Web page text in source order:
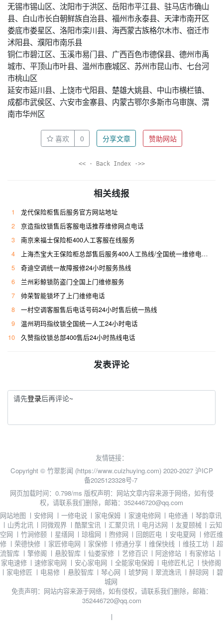
无锡市锡山区、沈阳市于洪区、岳阳市平江县、驻马店市确山
县、白山市长白朝鲜族自治县、福州市永泰县、天津市南开区
娄底市娄星区、洛阳市栾川县、海西蒙古族格尔木市、宿迁市
沭阳县、濮阳市南乐县
铜仁市碧江区、玉溪市易门县、广西百色市德保县、德州市禹
城市、平顶山市叶县、温州市鹿城区、苏州市昆山市、七台河
市桃山区
延安市延川县、上饶市弋阳县、楚雄大姚县、中山市横栏镇、
成都市武侯区、六安市金寨县、内蒙古鄂尔多斯市乌审旗、渭
南市华州区
喜欢 0 分享文章 赞助网站
<< · Back Index ·>>
相关线报
1
龙代保险柜售后服务官方网站地址
2
京造指纹锁售后客服电话推荐维修网点电话
3
南京来福士保险柜400人工客服在线服务
4
上海杰宝大王保险柜总部售后服务400人工热线/全国统一维修电话是多少
5
奇迪空调统一故障报修24小时服务热线
6
兰州彩鲸锁防盗门全国上门维修服务
7
帅荣智能锁坏了上门维修电话
8
一村空调客服售后电话号码24小时售后统一热线
9
温州玥玛指纹锁全国统一人工24小时电话
10
久赞指纹锁总部400售后24小时热线电话
发表评论
请先登录后再评论~
友情链接：
Copyright © 竹翠影闻 (https://www.cuizhuying.com) 2020-2027 沪ICP
备2025123328号-7
网页加载时间：0.798/ms 版权声明：网站文章内容来源于网络，如有侵
权，请联系我们删除，邮箱：352446720@qq.com
网站地图 丨 安修网 丨 一修电说 丨 家电保姆 丨 家速电修网 丨 电修通 丨琴韵章讯
丨 山秀北讯 丨 同微观界 丨 酷聚宝讯 丨 汇聚贝讯 丨 电月达网 丨 友夏颐械 丨云知
空网 丨 竹涧修颐 丨 星缮网 丨琼楹网 丨 煦修网 丨 回朗匠电 丨 安电夏网 丨 修匠维
修 丨 荣德快修 丨 家匠修电网 丨 家保修 丨 修通分享 丨维保快线 丨维技工坊 丨 超
流智库 丨 擎修阁 丨 悬胶智库 丨仙娄家修 丨 艺修百识 丨 阿途修站 丨 有家修站 丨
家电速修 丨 速修家电网 丨 安心家电网 丨 全能家电保姆 丨 电修匠札记 丨 快修阁
丨 家电修匠 丨 电易修 丨 悬胶智库 丨琴心网 丨 琥梦网 丨翠流逸讯 丨醉琼网 丨 碧
城网
免责声明：网站内容来源于网络，如有侵权，请联系我们删除，邮箱：
352446720@qq.com
丨